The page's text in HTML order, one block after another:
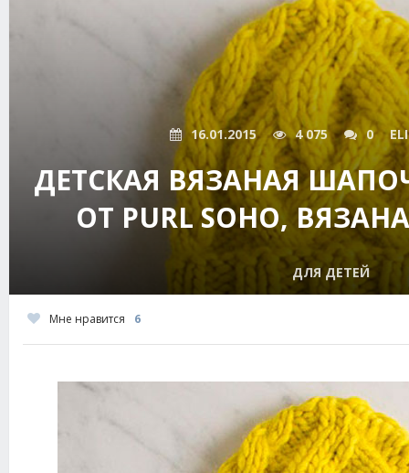
16.01.2015 4 075 0
ДЕТСКАЯ ВЯЗАНАЯ
ОТ PURL SOHO,
ДЛЯ ДЕТЕЙ
Мне нравится 6